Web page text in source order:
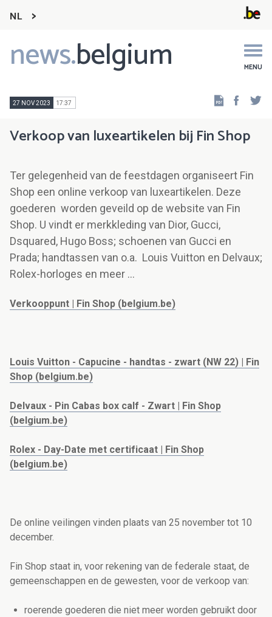
NL
news.belgium MENU
Main
navigation
27 NOV 2023 17:37
Verkoop van luxeartikelen bij Fin Shop
Ter gelegenheid van de feestdagen organiseert Fin
Shop een online verkoop van luxeartikelen. Deze
goederen worden geveild op de website van Fin
Shop. U vindt er merkkleding van Dior, Gucci,
Dsquared, Hugo Boss; schoenen van Gucci en
Prada; handtassen van o.a. Louis Vuitton en Delvaux;
Rolex-horloges en meer ...
Verkooppunt | Fin Shop (belgium.be)
Louis Vuitton - Capucine - handtas - zwart (NW 22) | Fin
Shop (belgium.be)
Delvaux - Pin Cabas box calf - Zwart | Fin Shop
(belgium.be)
Rolex - Day-Date met certificaat | Fin Shop
(belgium.be)
De online veilingen vinden plaats van 25 november tot 10
december.
Fin Shop staat in, voor rekening van de federale staat, de
gemeenschappen en de gewesten, voor de verkoop van:
roerende goederen die niet meer worden gebruikt door